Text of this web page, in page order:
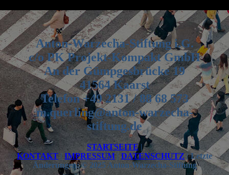
Anton-Warzecha-Stiftung i.G.
c/o PK Projekt-Kompakt GmbH
An der Gümpgesbrücke 19
41564 Kaarst
Telefon +49 2131 / 88 68 573
m.querling@anton-warzecha-
stiftung.de
STARTSEITE|
KONTAKT| IMPRESSUM| DATENSCHUTZ| Letzte
Änderungen: © 2025 Anton-Warzecha-Stiftung